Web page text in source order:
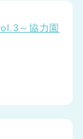
～協力園